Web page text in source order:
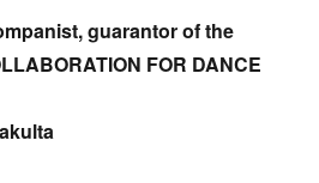
guarantor of the
FOR DANCE